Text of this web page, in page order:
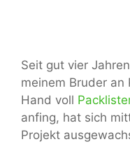
Seit gut vier
meinem Bruder an
Hand voll
anfing, hat sich
Projekt